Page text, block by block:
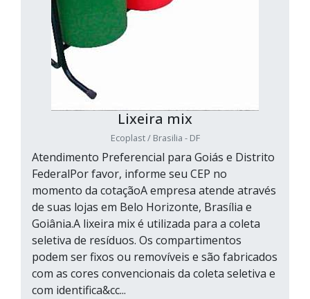
Lixeira mix
Ecoplast / Brasilia - DF
Atendimento Preferencial para Goiás e Distrito
FederalPor favor, informe seu CEP no
momento da cotaçãoA empresa atende através
de suas lojas em Belo Horizonte, Brasília e
Goiânia.A lixeira mix é utilizada para a coleta
seletiva de resíduos. Os compartimentos
podem ser fixos ou removíveis e são fabricados
com as cores convencionais da coleta seletiva e
com identifica&cc...